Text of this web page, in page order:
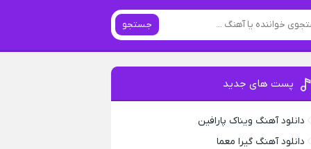
جستجو
پست های جدید
دانلود آهنگ ویناک پارافین
دانلود آهنگ گیرا معما